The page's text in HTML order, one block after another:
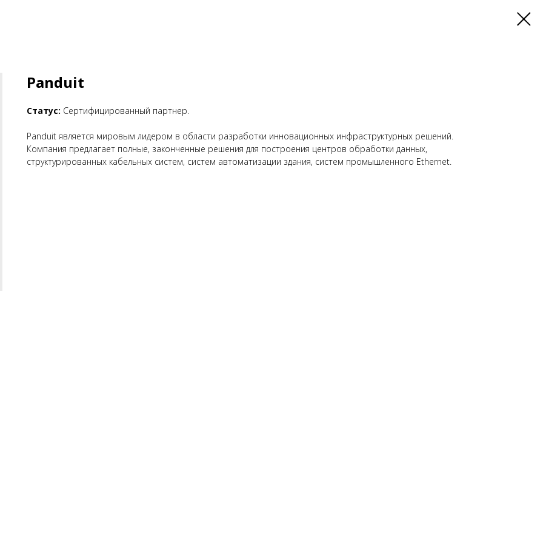
Panduit
Статус: Сертифицированный партнер.
Panduit является мировым лидером в области разработки инновационных инфраструктурных решений.
Компания предлагает полные, законченные решения для построения центров обработки данных,
структурированных кабельных систем, систем автоматизации здания, систем промышленного Ethernet.